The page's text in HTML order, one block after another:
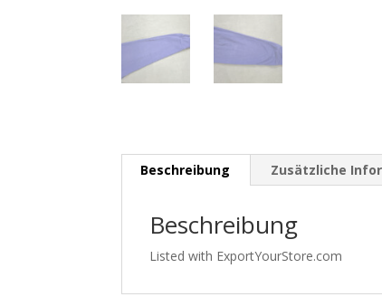
Beschreibung Zusätzliche
Beschreibung
Listed with ExportYourStore.com